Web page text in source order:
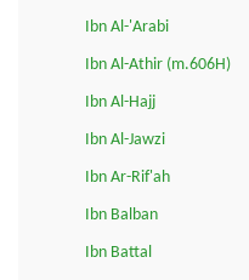
Ibn Al-'Arabi
Ibn Al-Athir (m.606H)
Ibn Al-Hajj
Ibn Al-Jawzi
Ibn Ar-Rif'ah
Ibn Balban
Ibn Battal